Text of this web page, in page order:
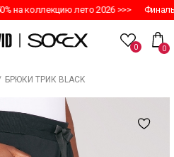
на коллекцию лето 2026 >>>
0 0
БРЮКИ ТРИК BLACK